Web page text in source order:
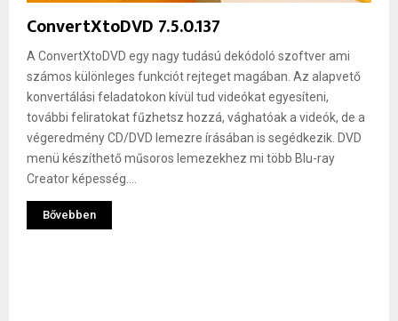
ConvertXtoDVD 7.5.0.137
A ConvertXtoDVD egy nagy tudású dekódoló szoftver ami
számos különleges funkciót rejteget magában. Az alapvető
konvertálási feladatokon kívül tud videókat egyesíteni,
további feliratokat fűzhetsz hozzá, vághatóak a videók, de a
végeredmény CD/DVD lemezre írásában is segédkezik. DVD
menü készíthető műsoros lemezekhez mi több Blu-ray
Creator képesség....
Bővebben